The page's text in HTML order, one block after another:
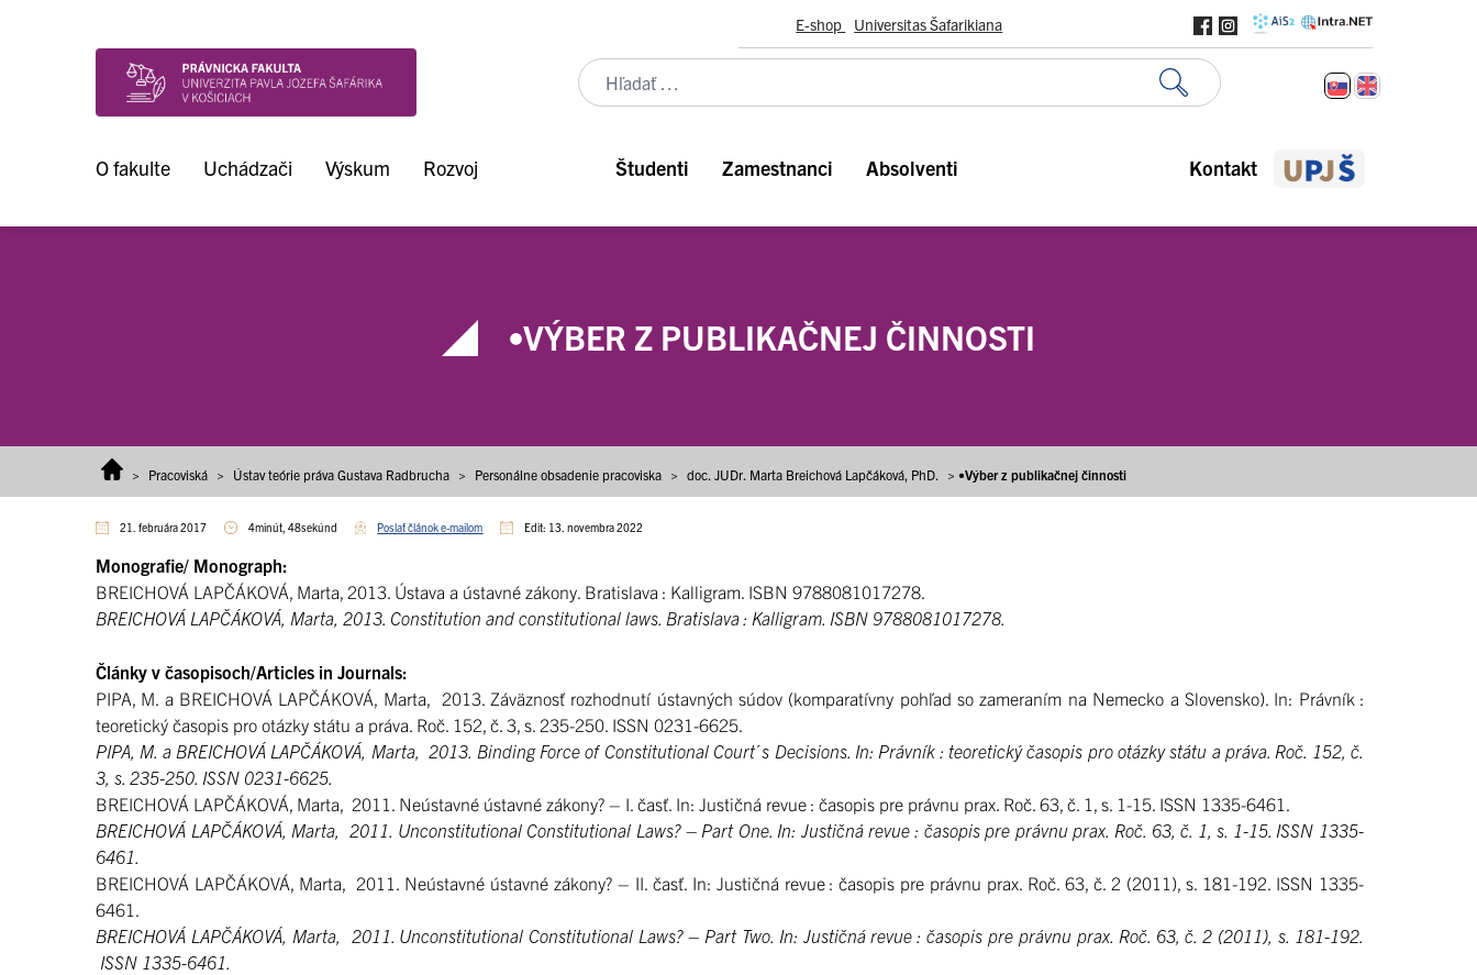
E-shop Universitas Šafarikiana
O fakulte Uchádzači Výskum Rozvoj Študenti Zamestnanci Absolventi Kontakt
•VÝBER Z PUBLIKAČNEJ ČINNOSTI
> Pracoviská > Ústav teórie práva Gustava Radbrucha > Personálne obsadenie pracoviska > doc. JUDr. Marta Breichová Lapčáková, PhD. > •Výber z publikačnej činnosti
21. februára 2017 4minút, 48sekúnd Poslať článok e-mailom Edit: 13. novembra 2022
Monografie/ Monograph:
BREICHOVÁ LAPČÁKOVÁ, Marta, 2013. Ústava a ústavné zákony. Bratislava : Kalligram. ISBN 9788081017278.
BREICHOVÁ LAPČÁKOVÁ, Marta, 2013. Constitution and constitutional laws. Bratislava : Kalligram. ISBN 9788081017278.
Články v časopisoch/Articles in Journals:
PIPA, M. a BREICHOVÁ LAPČÁKOVÁ, Marta, 2013. Záväznosť rozhodnutí ústavných súdov (komparatívny pohľad so zameraním na Nemecko a Slovensko). In: Právník :
teoretický časopis pro otázky státu a práva. Roč. 152, č. 3, s. 235-250. ISSN 0231-6625.
PIPA, M. a BREICHOVÁ LAPČÁKOVÁ, Marta, 2013. Binding Force of Constitutional Court´s Decisions. In: Právník : teoretický časopis pro otázky státu a práva. Roč. 152, č.
3, s. 235-250. ISSN 0231-6625.
BREICHOVÁ LAPČÁKOVÁ, Marta, 2011. Neústavné ústavné zákony? – I. časť. In: Justičná revue : časopis pre právnu prax. Roč. 63, č. 1, s. 1-15. ISSN 1335-6461.
BREICHOVÁ LAPČÁKOVÁ, Marta, 2011. Unconstitutional Constitutional Laws? – Part One. In: Justičná revue : časopis pre právnu prax. Roč. 63, č. 1, s. 1-15. ISSN 1335-
6461.
BREICHOVÁ LAPČÁKOVÁ, Marta, 2011. Neústavné ústavné zákony? – II. časť. In: Justičná revue : časopis pre právnu prax. Roč. 63, č. 2 (2011), s. 181-192. ISSN 1335-
6461.
BREICHOVÁ LAPČÁKOVÁ, Marta, 2011. Unconstitutional Constitutional Laws? – Part Two. In: Justičná revue : časopis pre právnu prax. Roč. 63, č. 2 (2011), s. 181-192.
ISSN 1335-6461.